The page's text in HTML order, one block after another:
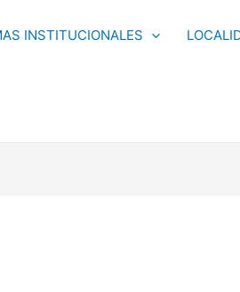
INSTITUCIONALES